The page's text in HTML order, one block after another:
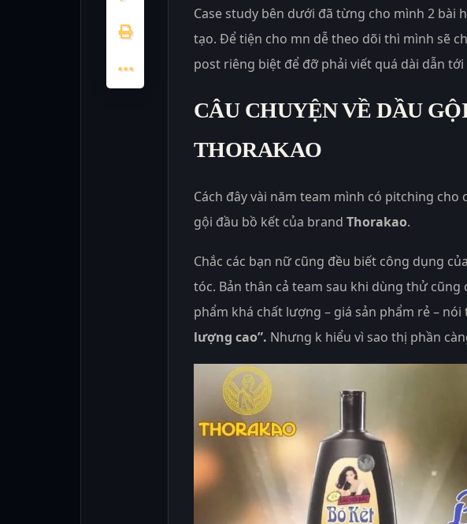
Case study bên dưới đã từng cho mình 2 bài
tạo. Để tiện cho mn dễ theo dõi thì mình sẽ
post riêng biệt để đỡ phải viết quá dài dẫn tới
CÂU CHUYỆN VỀ DẦU
THORAKAO
Cách đây vài năm team mình có pitching cho
gội đầu bồ kết của brand Thorakao.
Chắc các bạn nữ cũng đều biết công dụng
tóc. Bản thân cả team sau khi dùng thử cũng
phẩm khá chất lượng – giá sản phẩm rẻ – nói
lượng cao”. Nhưng k hiểu vì sao thị phần